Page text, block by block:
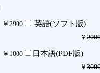
￥ 2900 英語(ソフト版)
￥ 2000
￥ 1000 日本語(PDF版)
￥ 3000